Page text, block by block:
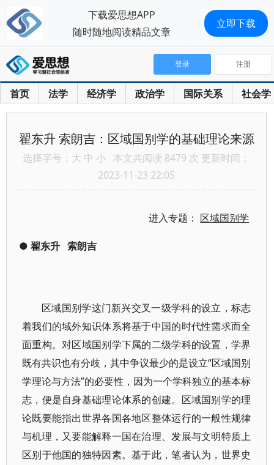
首页 法学 经济学 政治学 国际关系 社会学
登录 注册
翟东升 索朗吉：区域国别学的基础理论来源
选择字号： 大 中 小 本文共阅读 8479 次 更新时间：
2023-11-23 22:05
进入专题： 区域国别学
● 翟东升 索朗吉
区域国别学这门新兴交叉一级学科的设立，标志
着我们的域外知识体系将基于中国的时代性需求而全
面重构。对区域国别学下属的二级学科的设置，学界
既有共识也有分歧，其中争议最少的是设立“区域国别
学理论与方法”的必要性，因为一个学科独立的基本标
志，便是自身基础理论体系的创建。区域国别学的理
论既要能指出世界各国各地区整体运行的一般性规律
与机理，又要能解释一国在治理、发展与文明特质上
区别于他国的独特因素。基于此，笔者认为，世界史
下载爱思想APP
随时随地阅读精品文章
立即下载